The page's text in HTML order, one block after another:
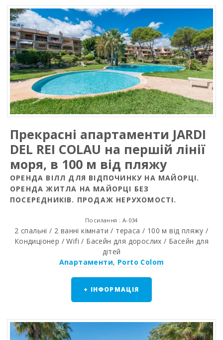
Прекраснi апартаменти JARDI
DEL REI COLAU на першій лінії
моря, в 100 м від пляжу
ОРЕНДА ВІЛЛ ДЛЯ ВІДПОЧИНКУ НА МАЙОРЦІ.
ОРЕНДА ЖИТЛА НА МАЙОРЦІ БЕЗ
ПОСЕРЕДНИКІВ. ПРОДАЖ НЕРУХОМОСТІ.
Посилання : A-034
2 спальні / 2 ванні кімнати / тераса / 100 м від пляжу /
Кондиціонер / Wifi / Басейн для дорослих / Басейн для
дітей
Апартаменти, Porto Colom
+ ІНФОРМАЦІЯ